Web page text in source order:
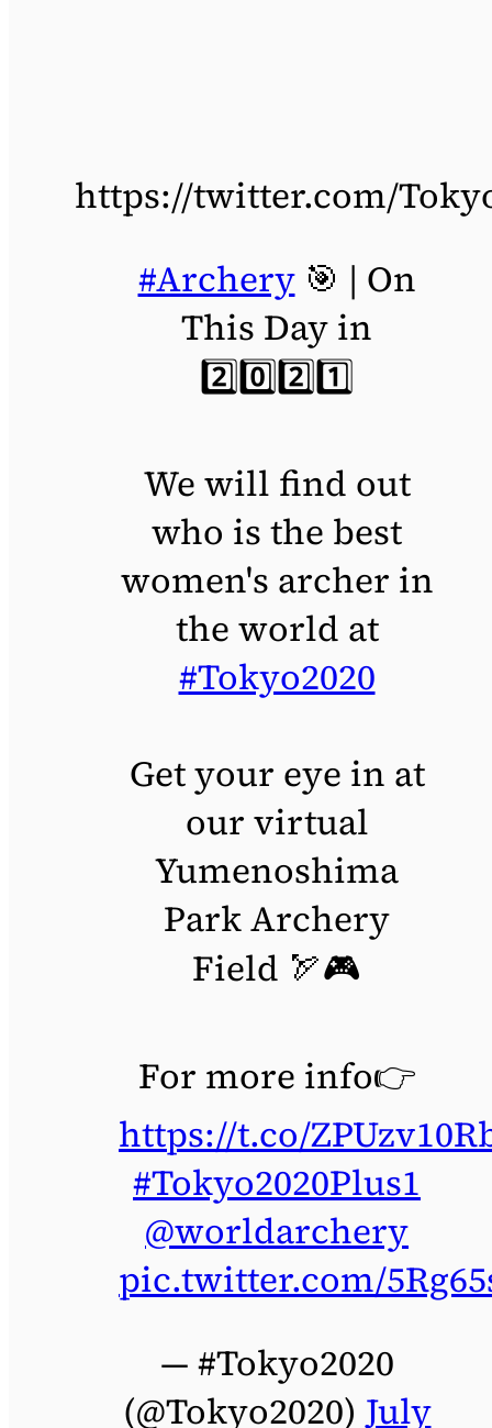
https://twitter.com/
#Archery🎯 | On
This Day in
2️⃣0️⃣2️⃣1️⃣
We will find out
who is the best
women's archer in
the world at
#Tokyo2020
Get your eye in at
our virtual
Yumenoshima
Park Archery
Field 🏹🎮
For more info👉
https://t.co/
#Tokyo2020Plus1
@worldarchery
pic.twitter.com/
— #Tokyo2020
(@Tokyo2020) July